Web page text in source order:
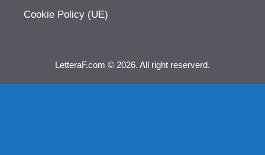
Cookie Policy (UE)
LetteraF.com © 2026. All right reserverd.